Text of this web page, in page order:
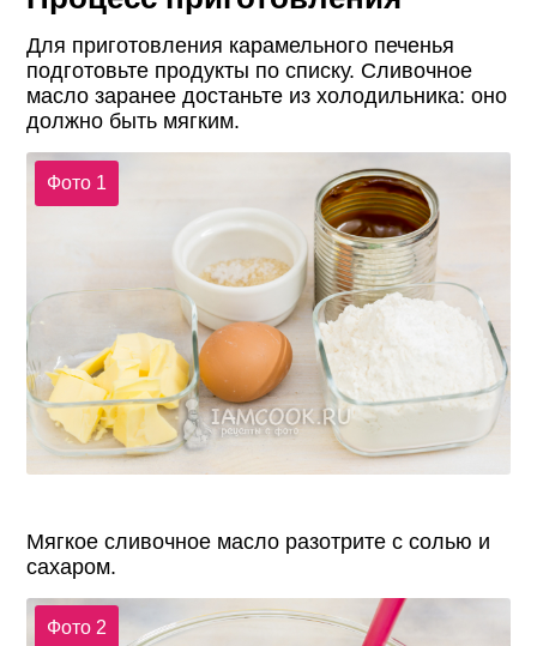
Для приготовления карамельного печенья
подготовьте продукты по списку. Сливочное
масло заранее достаньте из холодильника: оно
должно быть мягким.
Фото 1
Мягкое сливочное масло разотрите с солью и
сахаром.
Фото 2